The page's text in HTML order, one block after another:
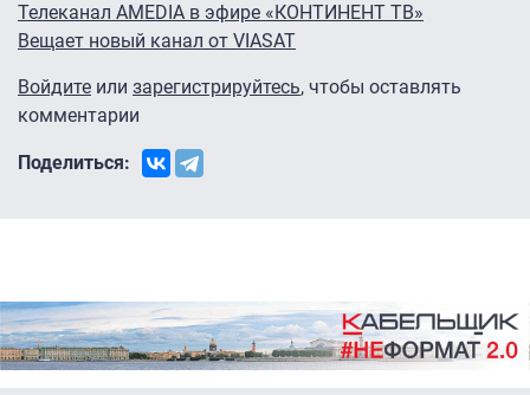
Телеканал AMEDIA в эфире «КОНТИНЕНТ ТВ»
Вещает новый канал от VIASAT
Войдите или зарегистрируйтесь, чтобы оставлять
комментарии
Поделиться: